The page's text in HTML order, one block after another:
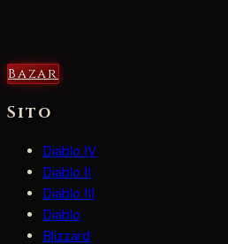
Bazar
Sito
Diablo IV
Diablo II
Diablo III
Diablo
Blizzard